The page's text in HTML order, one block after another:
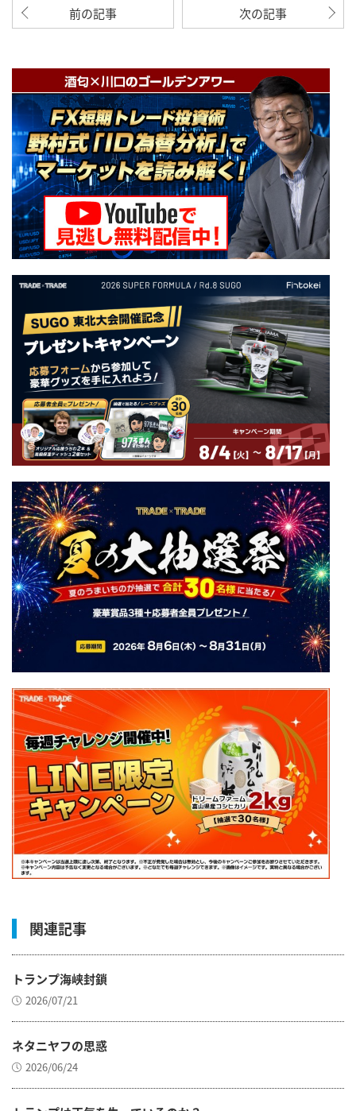
前の記事 次の記事
関連記事
トランプ海峡封鎖
2026/07/21
ネタニヤフの思惑
2026/06/24